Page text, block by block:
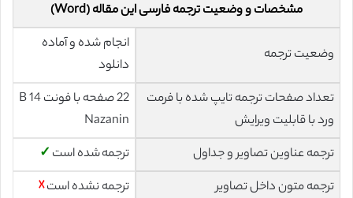
مشخصات و وضعیت ترجمه فارسی این مقاله (Word)
وضعیت ترجمه
انجام شده و آماده
دانلود
تعداد صفحات ترجمه تایپ شده با فرمت
ورد با قابلیت ویرایش
22 صفحه با فونت 14 B
Nazanin
ترجمه عناوین تصاویر و جداول
ترجمه شده است ✓
ترجمه متون داخل تصاویر
ترجمه نشده است☓